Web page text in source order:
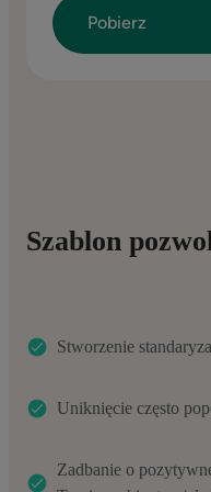
Szablon
Stworzenie
Uniknięcie często
Zadbanie o